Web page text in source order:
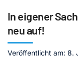
Mediathek
Jetzt
In eigener
neu auf!
Veröffentlicht am: 8.